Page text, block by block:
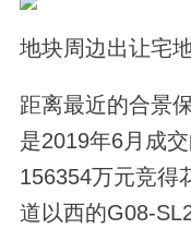
地块周边出让宅地
距离最近的合景
是2019年6月成
156354万元竞得
道以西的G08-